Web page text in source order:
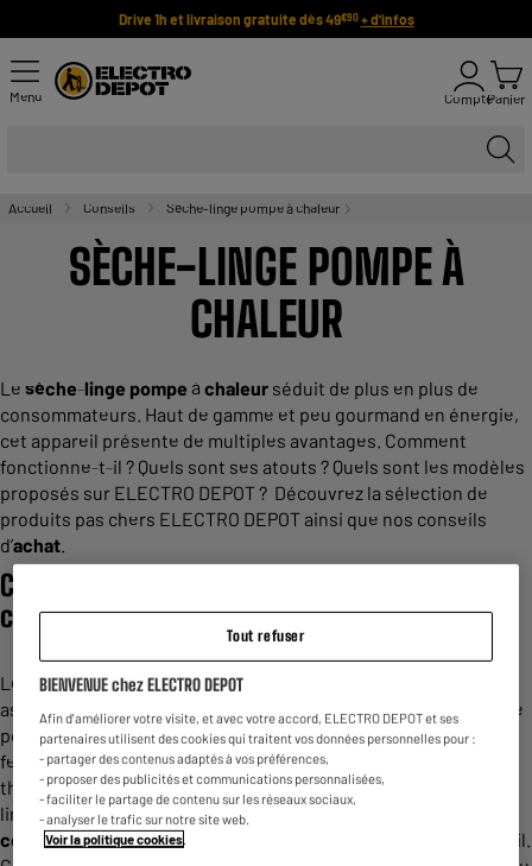
Drive 1h et livraison gratuite dès 49€90 + d'infos
Menu ComptePanier
Accueil Conseils Sèche-linge pompe à chaleur
SÈCHE-LINGE POMPE À
CHALEUR
Le sèche-linge pompe à chaleur séduit de plus en plus de
consommateurs. Haut de gamme et peu gourmand en énergie,
cet appareil présente de multiples avantages. Comment
fonctionne-t-il ? Quels sont ses atouts ? Quels sont les modèles
proposés sur ELECTRO DEPOT ? Découvrez la sélection de
produits pas chers ELECTRO DEPOT ainsi que nos conseils
d’achat.
Comment fonctionne le sèche-linge pompe à
chaleur ?
Le fonctionnement d'un sèche-linge avec pompe à chaleur est
assez simple. Le
sèche linge
pompe à chaleur est équipé d’une
pompe à chaleur et non d’une résistance. Il fonctionne à circuit
fermé : il récupère la chaleur grâce à son fonctionnement
thermodynamique, mais aussi la condensation pour sécher le
linge. La chaleur récupérée après chaque cycle après
condensationde l’eauest envoyée vers le tambour de l’appareil.
Tout refuser
BIENVENUE chez ELECTRO DEPOT
Afin d'améliorer votre visite, et avec votre accord, ELECTRO DEPOT et ses
partenaires utilisent des cookies qui traitent vos données personnelles pour :
- partager des contenus adaptés à vos préférences,
- proposer des publicités et communications personnalisées,
- faciliter le partage de contenu sur les réseaux sociaux,
- analyser le trafic sur notre site web.
Voir la politique cookies.